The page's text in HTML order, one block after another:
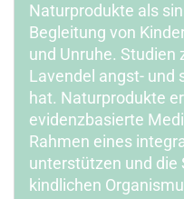
Naturprodukte als
Begleitung von
und Unruhe. Studien
Lavendel angst- und
hat. Naturprodukte
evidenzbasierte
Rahmen eines
unterstützen und die
kindlichen